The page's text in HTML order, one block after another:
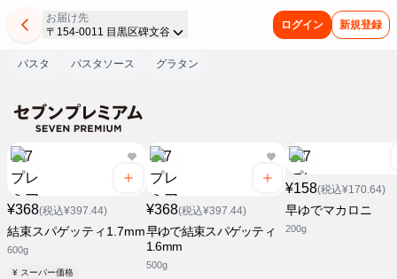
お届け先
〒154-0011 目黒区碑文谷
ログイン 新規登録
パスタ パスタソース グラタン
¥368(税込¥397.44)
結束スパゲッティ1.7mm
600g
¥ スーパー価格
¥368(税込¥397.44)
早ゆで結束スパゲッティ
1.6mm
500g
¥158(税込¥170.64)
早ゆでマカロニ
200g